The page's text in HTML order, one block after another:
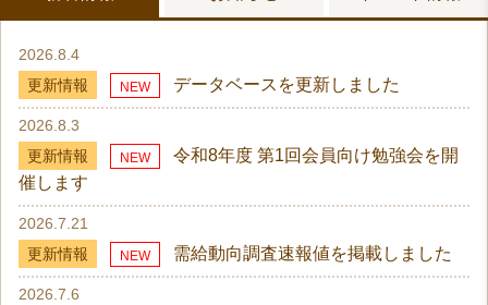
2026.8.4
更新情報
NEW データベースを更新しました
2026.8.3
更新情報
NEW
令和8年度 第1回会員向け勉強会を開
催します
2026.7.21
更新情報
NEW 需給動向調査速報値を掲載しました
2026.7.6